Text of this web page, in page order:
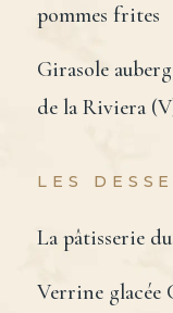
pommes frites
Girasole
de la Riviera
LES
La pâtisserie
Verrine glacée